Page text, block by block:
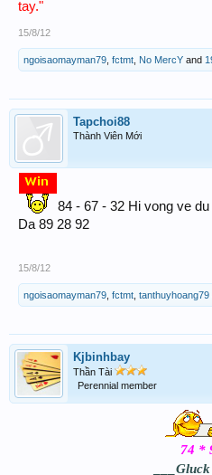
tay."
15/8/12
ngoisaomayman79 fctmt No MercY and
Tapchoi88
Thành Viên Mới
84 - 67 - 32 Hi vong ve du
Da 89 28 92
15/8/12
ngoisaomayman79 fctmt tanthuyhoang79
Kjbinhbay
Thần Tài
Perennial member
74 *